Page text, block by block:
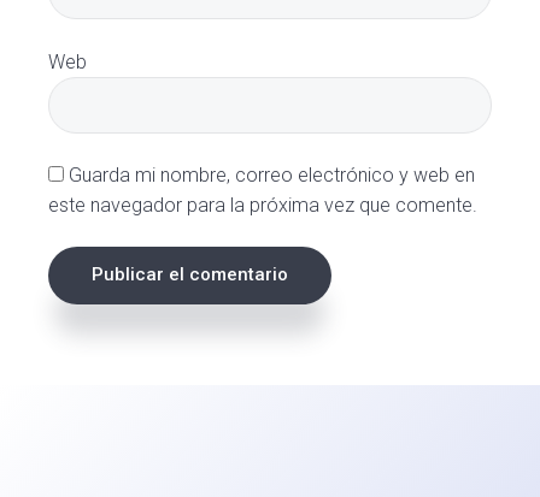
Web
Guarda mi nombre, correo electrónico y web en
este navegador para la próxima vez que comente.